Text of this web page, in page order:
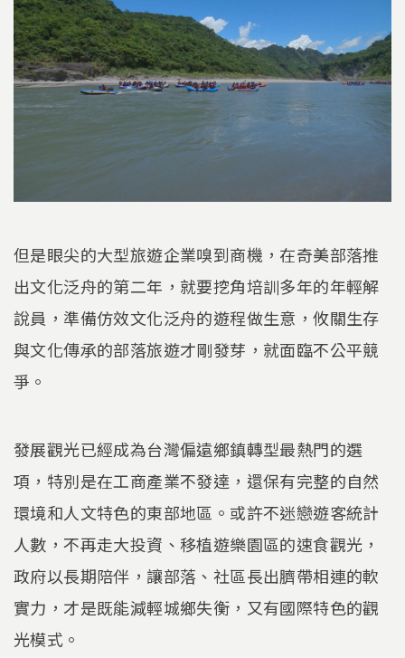
但是眼尖的大型旅遊企業嗅到商機，在奇美部落推
出文化泛舟的第二年，就要挖角培訓多年的年輕解
說員，準備仿效文化泛舟的遊程做生意，攸關生存
與文化傳承的部落旅遊才剛發芽，就面臨不公平競
爭。
發展觀光已經成為台灣偏遠鄉鎮轉型最熱門的選
項，特別是在工商產業不發達，還保有完整的自然
環境和人文特色的東部地區。或許不迷戀遊客統計
人數，不再走大投資、移植遊樂園區的速食觀光，
政府以長期陪伴，讓部落、社區長出臍帶相連的軟
實力，才是既能減輕城鄉失衡，又有國際特色的觀
光模式。